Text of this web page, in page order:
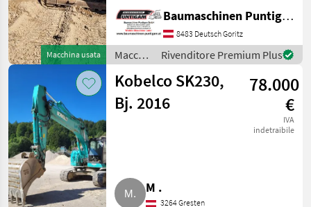
Macchina usata
Baumaschinen Puntigam
GmbH Unser Spezialgebiet:
Ankauf - Verkauf -
Vermietung von Bau
Baumaschinen Puntigam GmbH
8483 Deutsch Goritz
Macchine
edili /
Kobelco
Rivenditore Premium Plus
Kobelco SK230,
Bj. 2016
78.000
€
IVA
indetraibile
M .
3264 Gresten